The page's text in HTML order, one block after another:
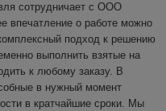
сотрудничает с ООО
впечатление о работе можно
подход к решению
выполнить взятые на
к любому заказу. В
в нужный момент
в кратчайшие сроки. Мы